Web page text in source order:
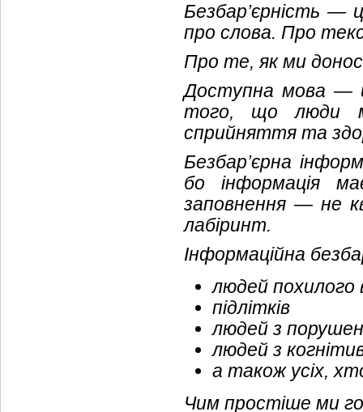
Безбар’єрність —
про слова. Про
Про те, як ми
Доступна мова —
того, що люди
сприйняття та
Безбар’єрна
бо інформація
заповнення — не
лабіринт.
Інформаційна
людей похилого
підлітків
людей з
людей з
а також усіх,
Чим простіше ми